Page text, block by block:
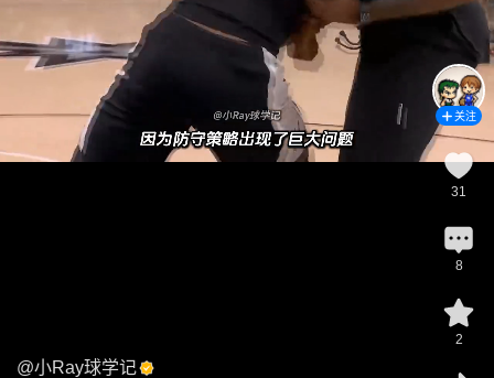
@小Ray球学记
关注
31
8
2